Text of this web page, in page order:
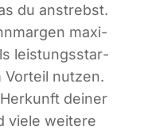
du anstrebst.
maxi­
leis­tungs­star­
Vor­teil nut­zen.
dei­ner
vie­le wei­te­re